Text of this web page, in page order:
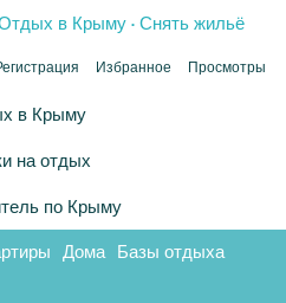
в Крыму .Снять жильё
Избранное Просмотры
в Крыму
на отдых
по Крыму
Дома Базы отдыха